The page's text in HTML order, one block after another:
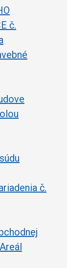
č.
č.